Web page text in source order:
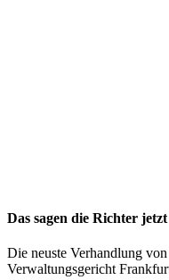
Das sagen die Richter jetzt
Die neuste Verhandlung
Verwaltungsgericht